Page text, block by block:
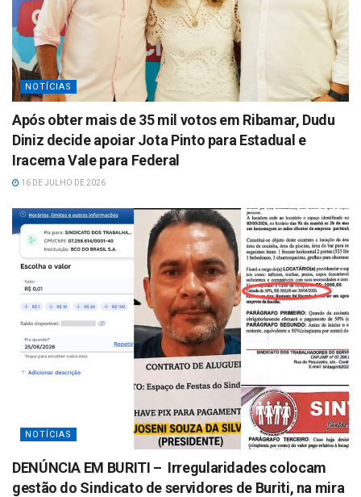
NOTÍCIAS
Após obter mais de 35 mil votos em Ribamar, Dudu
Diniz decide apoiar Jota Pinto para Estadual e
Iracema Vale para Federal
16 DE JULHO DE 2026
NOTÍCIAS
DENÚNCIA EM BURITI – Irregularidades colocam
gestão do Sindicato de servidores de Buriti, na mira